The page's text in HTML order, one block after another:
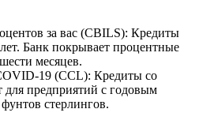
за вас (CBILS): Кредиты
Банк покрывает процентные
месяцев.
19 (CCL): Кредиты со
для предприятий с годовым
стерлингов.